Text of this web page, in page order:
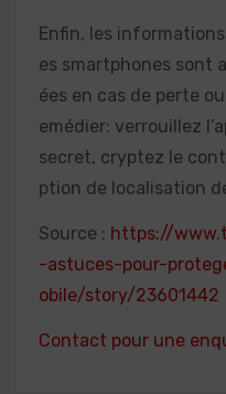
Enfin, les
es smartphones sont
ées en cas de perte
emédier: verrouillez
secret, cryptez le
ption de localisation
Source : https://
-astuces-pour-
obile/story/23601442
Contact pour une